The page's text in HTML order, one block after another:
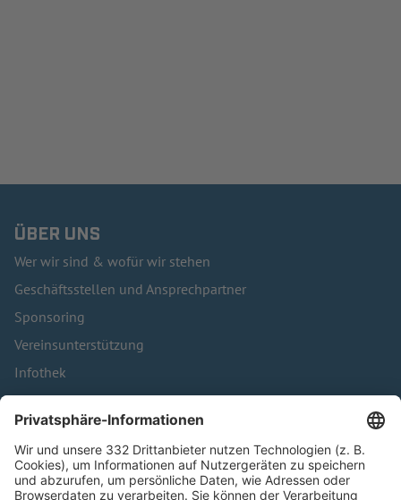
ÜBER UNS
Wer wir sind & wofür wir stehen
Geschäftsstellen und Ansprechpartner
Sponsoring
Vereinsunterstützung
Infothek
Kontakt
HÄUFIG BESUCHTE SEITEN
Pässe und Vereinswechsel